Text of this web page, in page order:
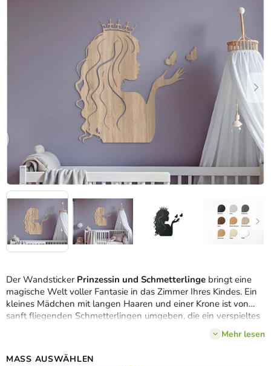
Der Wandsticker Prinzessin und Schmetterlinge bringt eine
magische Welt voller Fantasie in das Zimmer Ihres Kindes. Ein
kleines Mädchen mit langen Haaren und einer Krone ist von
sanft fliegenden Schmetterlingen umgeben, die ein verspieltes
und einladendes Bild schaffen. Dieses Design verleiht dem
Zimmer einen fröhlichen und inspirierenden Touch und regt die
Fantasie des Kindes an.
Mehr lesen
MASS AUSWÄHLEN